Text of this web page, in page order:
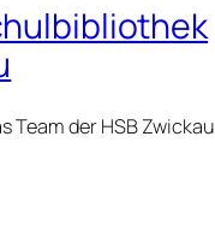
Team der HSB Zwickau